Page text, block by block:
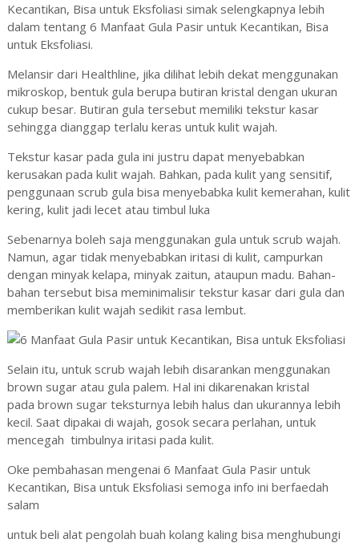
Kecantikan, Bisa untuk Eksfoliasi simak selengkapnya lebih
dalam tentang 6 Manfaat Gula Pasir untuk Kecantikan, Bisa
untuk Eksfoliasi.
Melansir dari Healthline, jika dilihat lebih dekat menggunakan
mikroskop, bentuk gula berupa butiran kristal dengan ukuran
cukup besar. Butiran gula tersebut memiliki tekstur kasar
sehingga dianggap terlalu keras untuk kulit wajah.
Tekstur kasar pada gula ini justru dapat menyebabkan
kerusakan pada kulit wajah. Bahkan, pada kulit yang sensitif,
penggunaan scrub gula bisa menyebabka kulit kemerahan, kulit
kering, kulit jadi lecet atau timbul luka
Sebenarnya boleh saja menggunakan gula untuk scrub wajah.
Namun, agar tidak menyebabkan iritasi di kulit, campurkan
dengan minyak kelapa, minyak zaitun, ataupun madu. Bahan-
bahan tersebut bisa meminimalisir tekstur kasar dari gula dan
memberikan kulit wajah sedikit rasa lembut.
Selain itu, untuk scrub wajah lebih disarankan menggunakan
brown sugar atau gula palem. Hal ini dikarenakan kristal
pada brown sugar teksturnya lebih halus dan ukurannya lebih
kecil. Saat dipakai di wajah, gosok secara perlahan, untuk
mencegah timbulnya iritasi pada kulit.
Oke pembahasan mengenai 6 Manfaat Gula Pasir untuk
Kecantikan, Bisa untuk Eksfoliasi semoga info ini berfaedah
salam
untuk beli alat pengolah buah kolang kaling bisa menghubungi